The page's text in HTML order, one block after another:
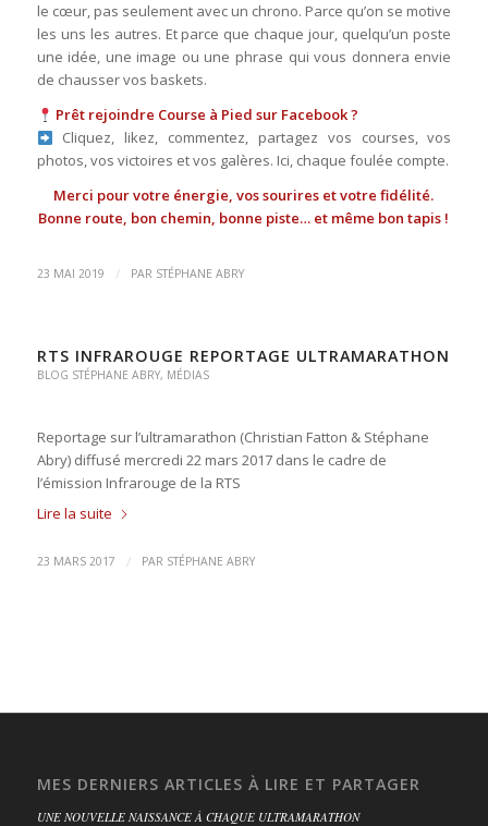
le cœur, pas seulement avec un chrono. Parce qu’on se motive
les uns les autres. Et parce que chaque jour, quelqu’un poste
une idée, une image ou une phrase qui vous donnera envie
de chausser vos baskets.
Prêt rejoindre Course à Pied sur Facebook ?
Cliquez, likez, commentez, partagez vos courses, vos
photos, vos victoires et vos galères. Ici, chaque foulée compte.
Merci pour votre énergie, vos sourires et votre fidélité.
Bonne route, bon chemin, bonne piste… et même bon tapis !
23 MAI 2019 / PAR STÉPHANE ABRY
RTS INFRAROUGE REPORTAGE ULTRAMARATHON
BLOG STÉPHANE ABRY, MÉDIAS
Reportage sur l’ultramarathon (Christian Fatton & Stéphane
Abry) diffusé mercredi 22 mars 2017 dans le cadre de
l’émission Infrarouge de la RTS
Lire la suite
23 MARS 2017 / PAR STÉPHANE ABRY
MES DERNIERS ARTICLES À LIRE ET PARTAGER
UNE NOUVELLE NAISSANCE À CHAQUE ULTRAMARATHON